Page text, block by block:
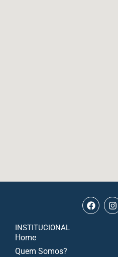
INSTITUCIONAL
Home
Quem Somos?